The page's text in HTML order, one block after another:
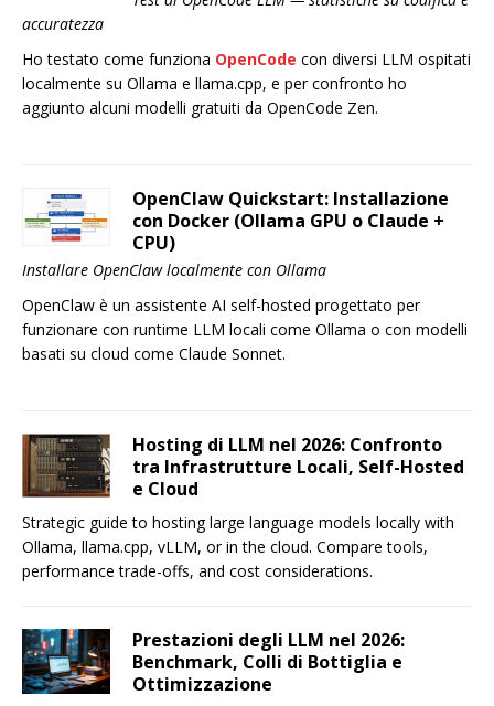
accuratezza
Ho testato come funziona OpenCode con diversi LLM ospitati
localmente su Ollama e llama.cpp, e per confronto ho
aggiunto alcuni modelli gratuiti da OpenCode Zen.
OpenClaw Quickstart: Installazione
con Docker (Ollama GPU o Claude +
CPU)
Installare OpenClaw localmente con Ollama
OpenClaw è un assistente AI self-hosted progettato per
funzionare con runtime LLM locali come Ollama o con modelli
basati su cloud come Claude Sonnet.
Hosting di LLM nel 2026: Confronto
tra Infrastrutture Locali, Self-Hosted
e Cloud
Strategic guide to hosting large language models locally with
Ollama, llama.cpp, vLLM, or in the cloud. Compare tools,
performance trade-offs, and cost considerations.
Prestazioni degli LLM nel 2026:
Benchmark, Colli di Bottiglia e
Ottimizzazione